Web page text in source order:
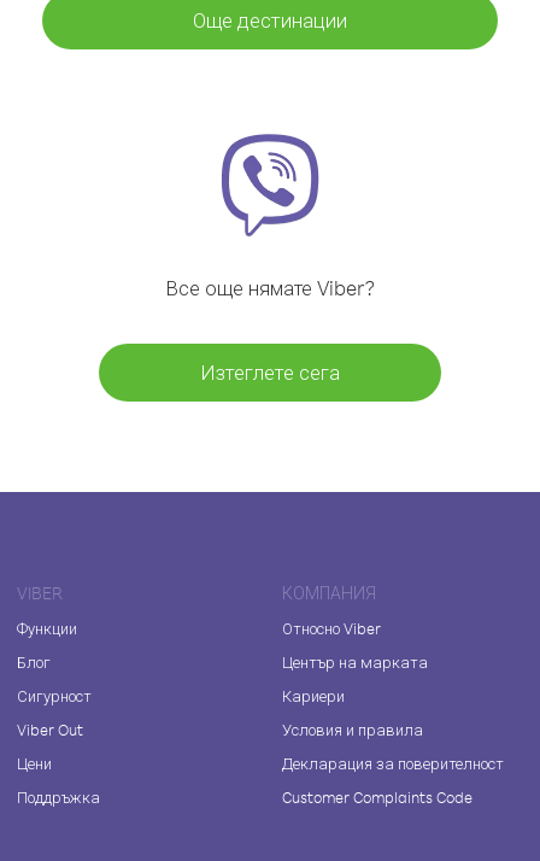
Още дестинации
Все още нямате Viber?
Изтеглете сега
VIBER
Функции
Блог
Сигурност
Viber Out
Цени
Поддръжка
КОМПАНИЯ
Относно Viber
Център на марката
Кариери
Условия и правила
Декларация за поверителност
Customer Complaints Code